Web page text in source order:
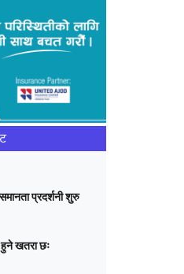
प्रदर्शनी शुरु
खतरा छः